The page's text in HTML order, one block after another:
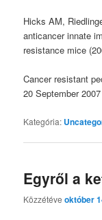
Hicks AM,
anticancer innate
resistance mice
Cancer resistant
20 September 2007
Kategória:
Egyről a
Közzétéveoktóber